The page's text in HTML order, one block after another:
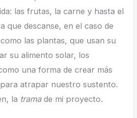
las frutas, la carne y hasta el
que descanse, en el caso de
las plantas, que usan su
su alimento solar, los
una forma de crear más
atrapar nuestro sustento.
la tramade mi proyecto.